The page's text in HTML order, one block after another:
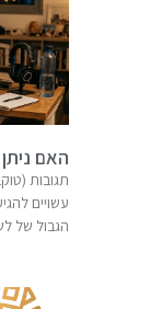
האם
תגובות
עשויים
הגבול של